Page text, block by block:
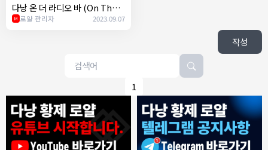
다낭 온 더 라디오 바 (On The R
adio Bar)
M 로얄 관리자 2023.09.07
작성
1